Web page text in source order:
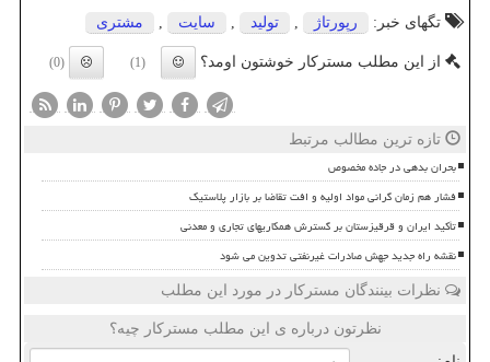
تگهای خبر:
رپورتاژ تولید سایت مشتری
از این مطلب مسترکار خوشتون اومد؟ (1)
(0)
تازه ترین مطالب مرتبط
بحران بدهی در جاده مخصوص
فشار هم زمان گرانی مواد اولیه و افت تقاضا بر بازار پلاستیک
تأکید ایران و قرقیزستان بر گسترش همکاریهای تجاری و معدنی
نقشه راه جدید جهش صادرات غیرنفتی تدوین می شود
نظرات بینندگان مسترکار در مورد این مطلب
نظرتون درباره ی این مطلب مسترکار چیه؟